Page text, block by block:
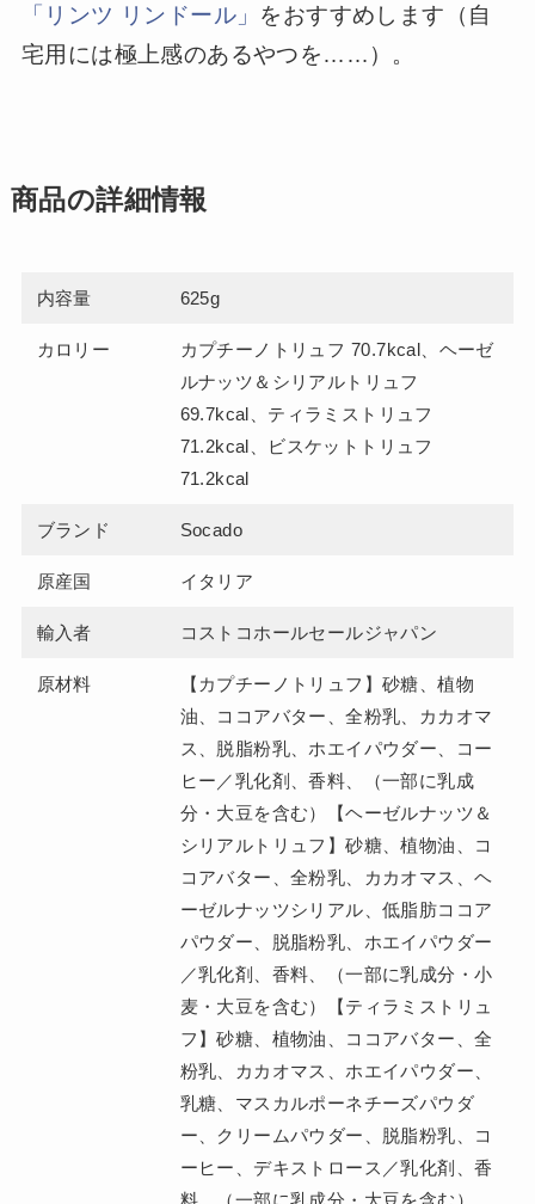
「リンツ リンドール」 をおすすめします（自
宅用には極上感のあるやつを……）。
商品の詳細情報
内容量 625g
カロリー
カプチーノトリュフ 70.7kcal、ヘーゼ
ルナッツ＆シリアルトリュフ
69.7kcal、ティラミストリュフ
71.2kcal、ビスケットトリュフ
71.2kcal
ブランド Socado
原産国 イタリア
輸入者 コストコホールセールジャパン
原材料
【カプチーノトリュフ】砂糖、植物
油、ココアバター、全粉乳、カカオマ
ス、脱脂粉乳、ホエイパウダー、コー
ヒー／乳化剤、香料、（一部に乳成
分・大豆を含む）【ヘーゼルナッツ＆
シリアルトリュフ】砂糖、植物油、コ
コアバター、全粉乳、カカオマス、ヘ
ーゼルナッツシリアル、低脂肪ココア
パウダー、脱脂粉乳、ホエイパウダー
／乳化剤、香料、（一部に乳成分・小
麦・大豆を含む）【ティラミストリュ
フ】砂糖、植物油、ココアバター、全
粉乳、カカオマス、ホエイパウダー、
乳糖、マスカルポーネチーズパウダ
ー、クリームパウダー、脱脂粉乳、コ
ーヒー、デキストロース／乳化剤、香